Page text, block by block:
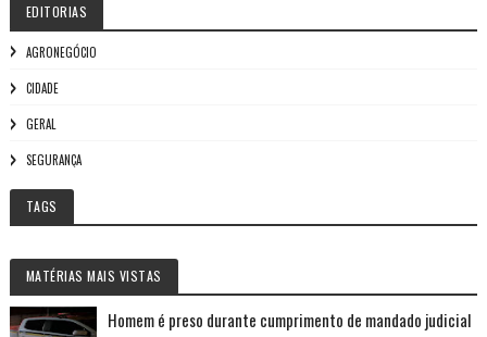
EDITORIAS
AGRONEGÓCIO
CIDADE
GERAL
SEGURANÇA
TAGS
MATÉRIAS MAIS VISTAS
Homem é preso durante cumprimento de mandado judicial